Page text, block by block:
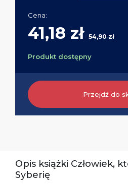
Cena:
41,18 zł 54,90 zł
Produkt dostępny
Przejdź do
Opis książki Człowiek,
Syberię